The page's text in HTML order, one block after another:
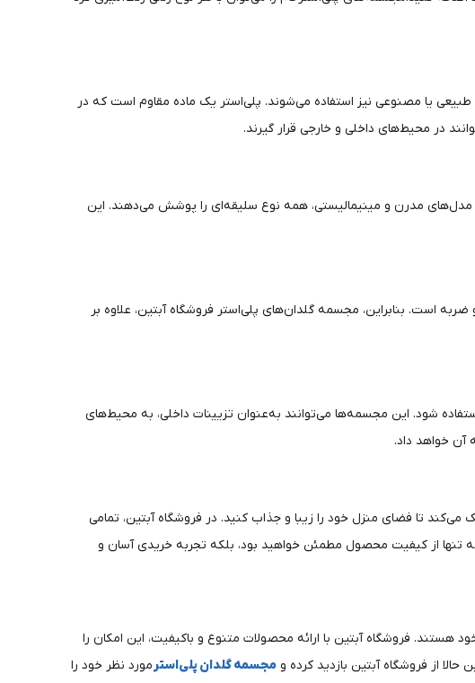
طبیعی یا مصنوعی نیز استفاده می‌شوند. پلی‌استر یک ماده مقاوم است که در
در محیط‌های داخلی و خارجی قرار گیرند.
مدل‌های مدرن و مینیمالیستی، همه نوع سلیقه‌ای را پوشش می‌دهند. این
است. بنابراین، مجسمه گلدان‌های پلی‌استر فروشگاه آبتین، علاوه بر
شود. این مجسمه‌ها می‌توانند به‌عنوان تزیینات داخلی، به محیط‌های
آن خواهد داد.
می‌کند تا فضای منزل خود را زیبا و جذاب کنید. در فروشگاه آبتین، تمامی
نه تنها از کیفیت محصول مطمئن خواهید بود، بلکه تجربه خریدی آسان و
فروشگاه آبتین با ارائه محصولات متنوع و باکیفیت، این امکان را
از فروشگاه آبتین بازدید کرده و مجسمه گلدان پلی‌استرمورد نظر خود را